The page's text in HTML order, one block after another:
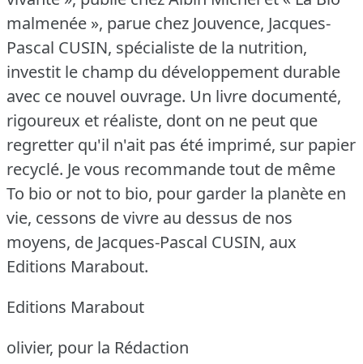
malmenée », parue chez Jouvence, Jacques-
Pascal CUSIN, spécialiste de la nutrition,
investit le champ du développement durable
avec ce nouvel ouvrage. Un livre documenté,
rigoureux et réaliste, dont on ne peut que
regretter qu'il n'ait pas été imprimé, sur papier
recyclé. Je vous recommande tout de même
To bio or not to bio, pour garder la planète en
vie, cessons de vivre au dessus de nos
moyens, de Jacques-Pascal CUSIN, aux
Editions Marabout.
Editions Marabout
olivier, pour la Rédaction